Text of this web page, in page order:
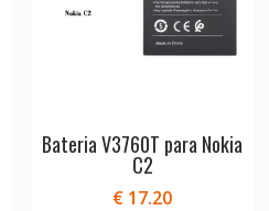
Bateria V3760T para Nokia
C2
€ 17.20